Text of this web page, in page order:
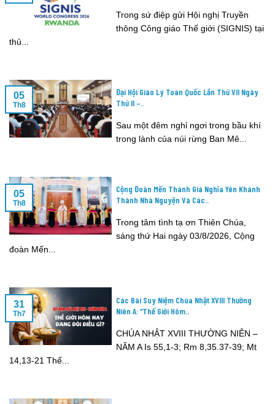
Trong sứ điệp gửi Hội nghị Truyền
thông Công giáo Thế giới (SIGNIS) tại
thủ...
Đại Hội Giáo Lý Toàn Quốc Lần Thứ VII Ngày
Thứ II –..
Sau một đêm nghỉ ngơi trong bầu khí
trong lành của núi rừng Ban Mê...
05
Th8
Cộng Đoàn Mến Thánh Giá Nghĩa Yên Khánh
Thành Nhà Nguyện Và Các..
Trong tâm tình tạ ơn Thiên Chúa,
sáng thứ Hai ngày 03/8/2026, Cộng
đoàn Mến...
05
Th8
Các Bài Suy Niệm Chúa Nhật XVIII Thường
Niên A: “Thế Giới Hôm..
CHÚA NHẬT XVIII THƯỜNG NIÊN –
NĂM A Is 55,1-3; Rm 8,35.37-39; Mt
14,13-21 Thế...
31
Th7